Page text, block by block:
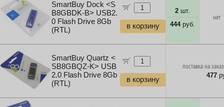
SmartBuy Dock <S
B8GBDK-B> USB2.
0 Flash Drive 8Gb
(RTL)
в корзину
2 шт.
444руб.
нет
SmartBuy Quartz <
SB8GBQZ-K> USB
2.0 Flash Drive 8Gb
(RTL)
в корзину
поставка на
477